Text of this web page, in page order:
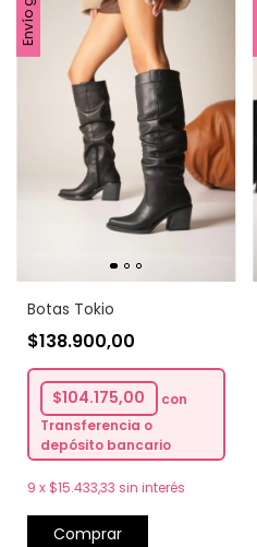
Botas Tokio
$138.900,00
$104.175,00
con
Transferencia o
depósito bancario
9 x $15.433,33 sin interés
Comprar